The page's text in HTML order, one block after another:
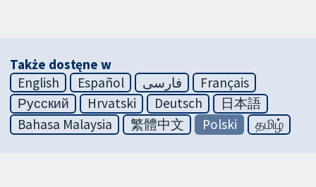
Także dostęne w
English
Español فارسی
Français
Русский
Hrvatski Deutsch
日本語
Bahasa Malaysia
繁體中文 Polski தமிழ்